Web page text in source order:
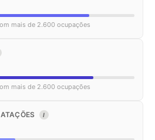
mais de 2.600 ocupações
mais de 2.600 ocupações
I